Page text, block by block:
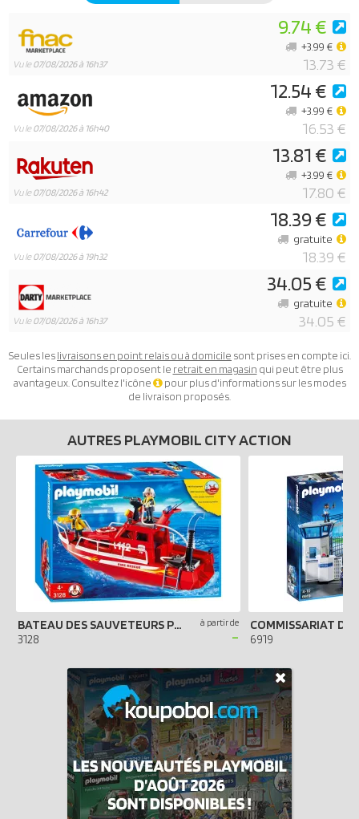
Vu le07/08/2026 à 16h37
9.74 €
13.73 €
+3.99 €
Vu le07/08/2026 à 16h40
12.54 €
16.53 €
+3.99 €
Vu le07/08/2026 à 16h42
13.81 €
17.80 €
+3.99 €
Vu le07/08/2026 à 19h32
18.39 €
18.39 €
gratuite
Vu le07/08/2026 à 16h37
34.05 €
34.05 €
gratuite
Seules leslivraisons en point relais ou à domicile sont prises en compte ici.
Certains marchands proposent le retrait en magasin qui peut être plus
avantageux. Consultez l'icône
pour plus d'informations sur les modes
de livraison proposés.
AUTRES PLAYMOBIL CITY ACTION
BATEAU DES SAUVETEURS POMPIERS
3128
à partir de
- 6919